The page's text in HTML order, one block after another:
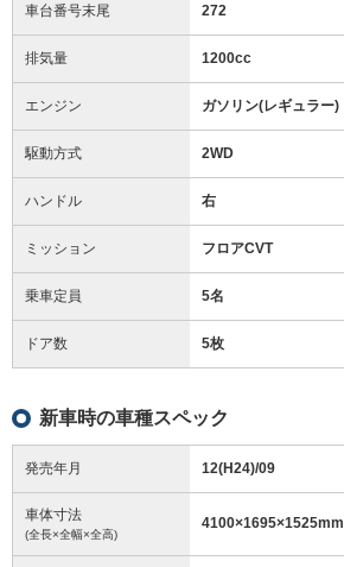
車台番号末尾 272
排気量 1200cc
エンジン ガソリン(レギュラー)
駆動方式 2WD
ハンドル 右
ミッション フロアCVT
乗車定員 5名
ドア数 5枚
新車時の車種スペック
発売年月 12(H24)/09
車体寸法
(全長×全幅×全高)
4100×1695×1525mm